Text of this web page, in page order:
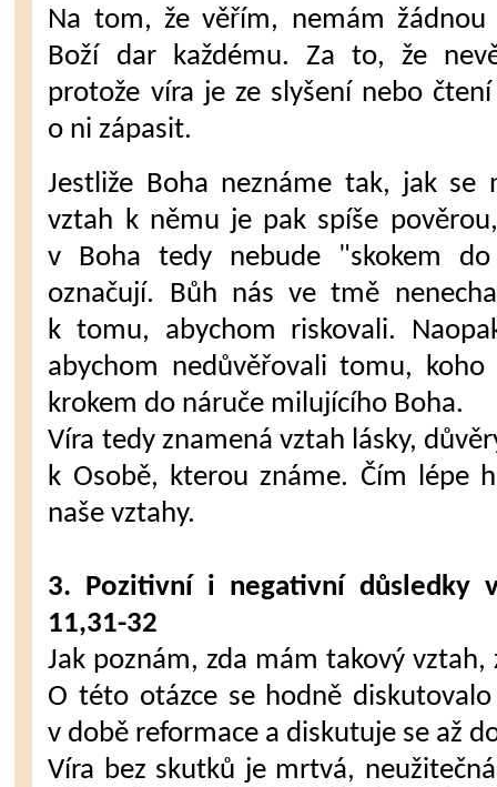
Na tom, že věřím, nemám
Boží dar každému. Za to, že
protože víra je ze slyšení nebo
o ni zápasit.
Jestliže Boha neznáme tak, jak se
vztah k němu je pak spíše
v Boha tedy nebude "skokem
označují. Bůh nás ve tmě
k tomu, abychom riskovali.
abychom nedůvěřovali tomu,
krokem do náruče milujícího Boha.
Víra tedy znamená vztah lásky,
k Osobě, kterou známe. Čím lépe
naše vztahy.
3. Pozitivní i negativní důsledky
11,31-32
Jak poznám, zda mám takový
O této otázce se hodně
v době reformace a diskutuje se až
Víra bez skutků je mrtvá,